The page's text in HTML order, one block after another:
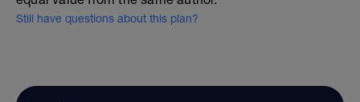
Still have questions about this plan?